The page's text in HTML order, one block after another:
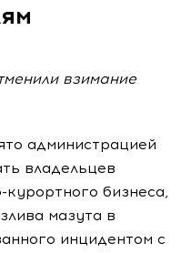
взимание
администрацией
владельцев
курортного бизнеса,
мазута в
инцидентом с